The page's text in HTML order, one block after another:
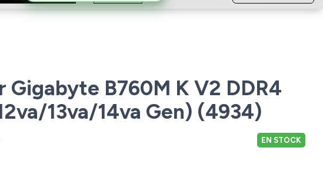
Gigabyte B760M K V2 DDR4
13va/14va Gen) (4934)
EN STOCK